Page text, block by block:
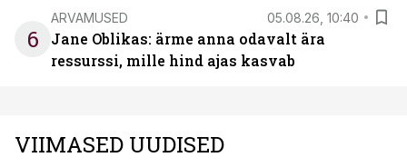
6
ARVAMUSED 05.08.26, 10:40
Jane Oblikas: ärme anna odavalt ära
ressurssi, mille hind ajas kasvab
VIIMASED UUDISED